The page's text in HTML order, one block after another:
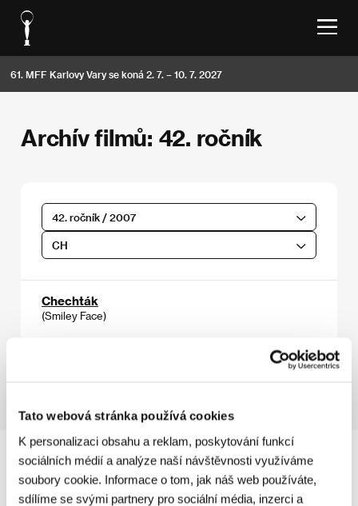
Tato webová stránka používá cookies
K personalizaci obsahu a reklam, poskytování funkcí
sociálních médií a analýze naší návštěvnosti využíváme
soubory cookie. Informace o tom, jak náš web používáte,
sdílíme se svými partnery pro sociální média, inzerci a
61. MFF Karlovy Vary se koná 2. 7. – 10. 7. 2027
Archív filmů: 42. ročník
42. ročník / 2007
CH
Chechták
(Smiley Face)